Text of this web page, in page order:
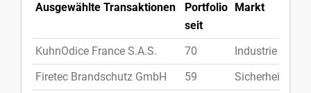
Ausgewählte Transaktionen
Portfolio
seit
Markt
KuhnOdice France S.A.S. 70 Industrie
Firetec Brandschutz GmbH
59 Sicherheit